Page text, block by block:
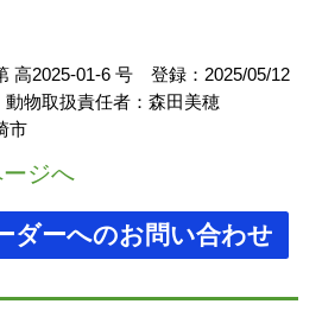
高2025-01-6 号 登録： 2025/05/12
動物取扱責任者： 森田美穂
市
ジへ
ダーへのお問い合わせ